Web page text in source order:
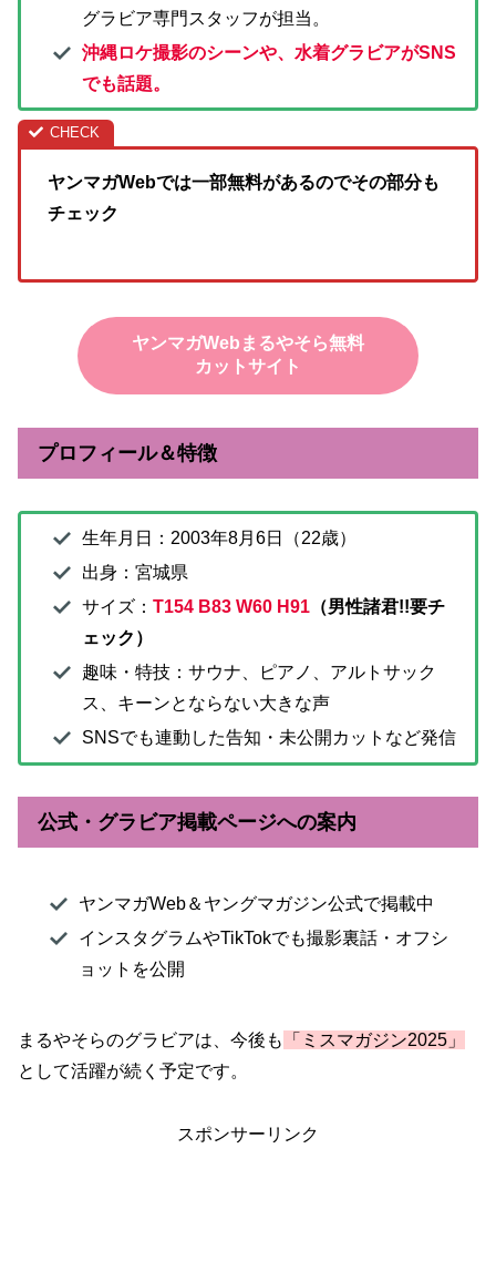
グラビア専門スタッフが担当。
沖縄ロケ撮影のシーンや、水着グラビアがSNS
でも話題。
ヤンマガWebでは一部無料があるのでその部分も
チェック
ヤンマガWebまるやそら無料
カットサイト
プロフィール＆特徴
生年月日：2003年8月6日（22歳）
出身：宮城県
サイズ： T154 B83 W60 H91（男性諸君!!要チ
ェック）
趣味・特技：サウナ、ピアノ、アルトサック
ス、キーンとならない大きな声
SNSでも連動した告知・未公開カットなど発信
公式・グラビア掲載ページへの案内
ヤンマガWeb＆ヤングマガジン公式で掲載中
インスタグラムやTikTokでも撮影裏話・オフシ
ョットを公開
まるやそらのグラビアは、今後も
「ミスマガジン2025」
として活躍が続く予定です。
スポンサーリンク